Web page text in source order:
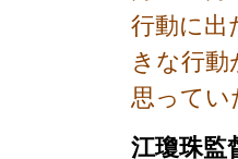
行動に出
きな行
思ってい
江瓊珠監